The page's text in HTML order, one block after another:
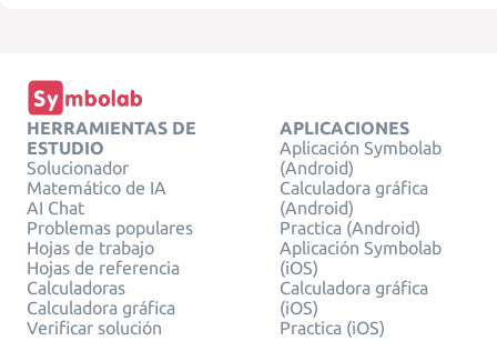
HERRAMIENTAS DE
ESTUDIO
Solucionador
Matemático de IA
AI Chat
Problemas populares
Hojas de trabajo
Hojas de referencia
Calculadoras
Calculadora gráfica
Verificar solución
APLICACIONES
Aplicación Symbolab
(Android)
Calculadora gráfica
(Android)
Practica (Android)
Aplicación Symbolab
(iOS)
Calculadora gráfica
(iOS)
Practica (iOS)